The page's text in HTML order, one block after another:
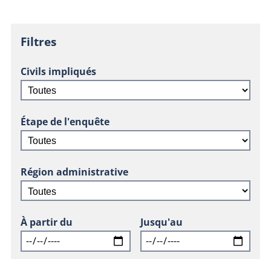
Filtres
Civils impliqués
Étape de l'enquête
Région administrative
À partir du Jusqu'au